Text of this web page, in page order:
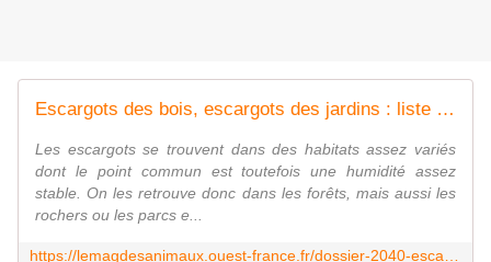
Escargots des bois, escargots des jardins : liste des espèces !
Les escargots se trouvent dans des habitats assez variés
dont le point commun est toutefois une humidité assez
stable. On les retrouve donc dans les forêts, mais aussi les
rochers ou les parcs e...